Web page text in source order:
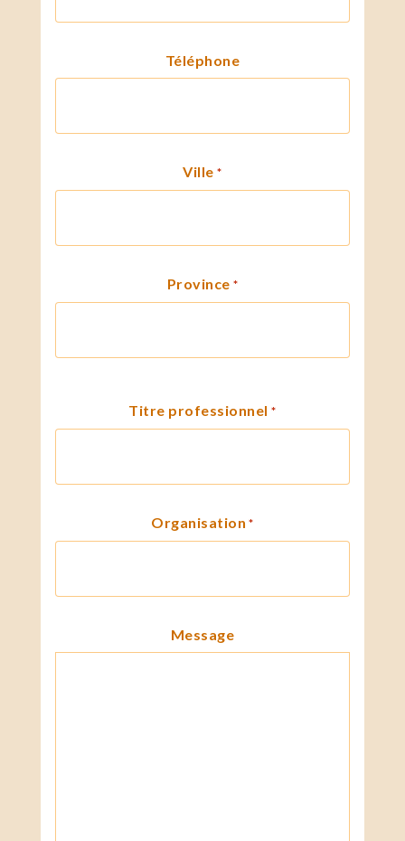
Téléphone
Ville *
Province *
Titre professionnel *
Organisation *
Message